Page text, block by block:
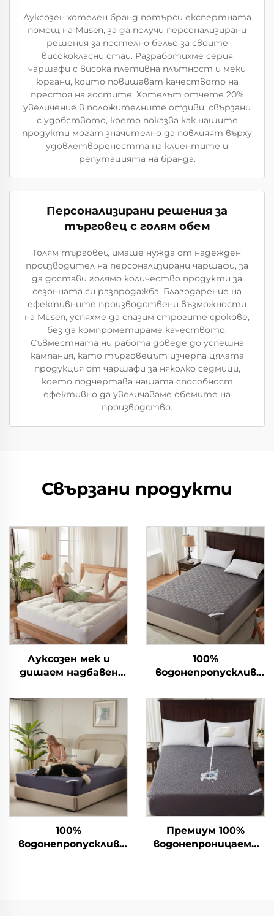
Луксозен хотелен бранд потърси експертната
помощ на Musen, за да получи персонализирани
решения за постелно бельо за своите
висококласни стаи. Разработихме серия
чаршафи с висока плетивна плътност и меки
юргани, които повишават качеството на
престоя на гостите. Хотелът отчете 20%
увеличение в положителните отзиви, свързани
с удобството, което показва как нашите
продукти могат значително да повлияят върху
удовлетвореността на клиентите и
репутацията на бранда.
Персонализирани решения за
търговец с голям обем
Голям търговец имаше нужда от надежден
производител на персонализирани чаршафи, за
да достави голямо количество продукти за
сезонната си разпродажба. Благодарение на
ефективните производствени възможности
на Musen, успяхме да спазим строгите срокове,
без да компрометираме качеството.
Съвместната ни работа доведе до успешна
кампания, като търговецът изчерпа цялата
продукция от чаршафи за няколко седмици,
което подчертава нашата способност
ефективно да увеличаваме обемите на
производство.
Свързани продукти
Луксозен мек и
дишаем надбавен
матрак за легло
100%
водонепропусклив
предпазен матрак с
дълбоки джобове 6-15
инча, дишаем
матрак за хотел и
дом(Сив)
100%
водонепропусклив
Премиум 100%
водонепроницаема